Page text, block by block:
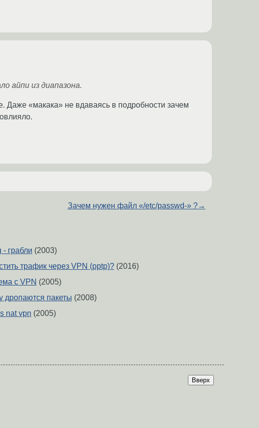
айпи из диапазона.
Даже «макака» не вдаваясь в подробности зачем
Зачем нужен файл «/etc/passwd-» ?→
- грабли (2003)
трафик через VPN (pptp)?(2016)
с VPN (2005)
дропаются пакеты (2008)
nat vpn (2005)
Вверх